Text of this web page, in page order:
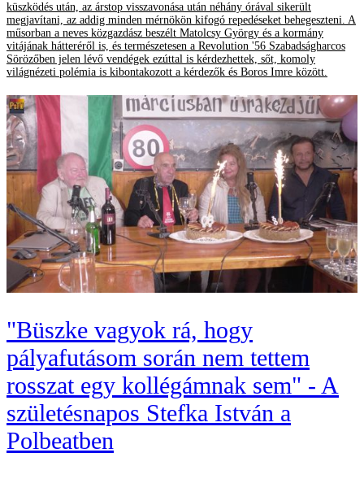
küszködés után, az árstop visszavonása után néhány órával sikerült
megjavítani, az addig minden mérnökön kifogó repedéseket behegeszteni. A
műsorban a neves közgazdász beszélt Matolcsy György és a kormány
vitájának hátteréről is, és természetesen a Revolution '56 Szabadságharcos
Sörözőben jelen lévő vendégek ezúttal is kérdezhettek, sőt, komoly
világnézeti polémia is kibontakozott a kérdezők és Boros Imre között.
"Büszke vagyok rá, hogy
pályafutásom során nem tettem
rosszat egy kollégámnak sem" - A
születésnapos Stefka István a
Polbeatben